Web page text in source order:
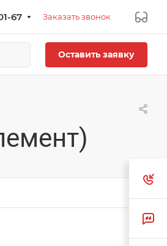
67 Заказать звонок
Оставить заявку